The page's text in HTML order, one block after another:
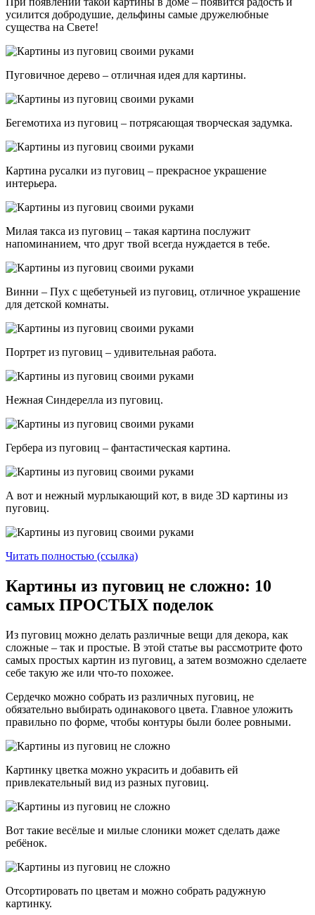
усилится добродушие, дельфины самые дружелюбные
существа на Свете!
Пуговичное дерево – отличная идея для картины.
Бегемотиха из пуговиц – потрясающая творческая задумка.
Картина русалки из пуговиц – прекрасное украшение
интерьера.
Милая такса из пуговиц – такая картина послужит
напоминанием, что друг твой всегда нуждается в тебе.
Винни – Пух с щебетуньей из пуговиц, отличное украшение
для детской комнаты.
Портрет из пуговиц – удивительная работа.
Нежная Синдерелла из пуговиц.
Гербера из пуговиц – фантастическая картина.
А вот и нежный мурлыкающий кот, в виде 3D картины из
пуговиц.
Читать полностью (ссылка)
Картины из пуговиц не сложно: 10
самых ПРОСТЫХ поделок
Из пуговиц можно делать различные вещи для декора, как
сложные – так и простые. В этой статье вы рассмотрите фото
самых простых картин из пуговиц, а затем возможно сделаете
себе такую же или что-то похожее.
Сердечко можно собрать из различных пуговиц, не
обязательно выбирать одинакового цвета. Главное уложить
правильно по форме, чтобы контуры были более ровными.
Картинку цветка можно украсить и добавить ей
привлекательный вид из разных пуговиц.
Вот такие весёлые и милые слоники может сделать даже
ребёнок.
Отсортировать по цветам и можно собрать радужную
картинку.